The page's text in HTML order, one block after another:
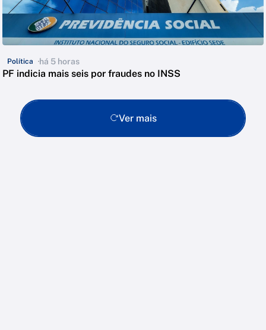
Política há 5 horas
PF indicia mais seis por fraudes no INSS
Ver mais